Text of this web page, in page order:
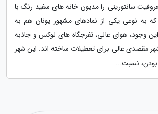
سانتورینی را مدیون خانه های سفید رنگ با
به نوعی یکی از نمادهای مشهور یونان هم به
این وجود، هوای عالی، تفرجگاه های لوکس و جاذبه
مقصدی عالی برای تعطیلات ساخته اند. این شهر
بودن، نسبت...